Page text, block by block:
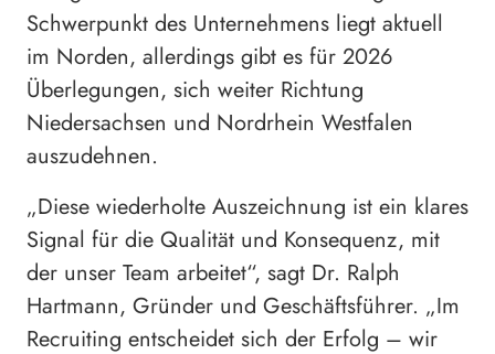
Schwerpunkt des Unternehmens liegt aktuell
im Norden, allerdings gibt es für 2026
Überlegungen, sich weiter Richtung
Niedersachsen und Nordrhein Westfalen
auszudehnen.
„Diese wiederholte Auszeichnung ist ein klares
Signal für die Qualität und Konsequenz, mit
der unser Team arbeitet“, sagt Dr. Ralph
Hartmann, Gründer und Geschäftsführer. „Im
Recruiting entscheidet sich der Erfolg – wir